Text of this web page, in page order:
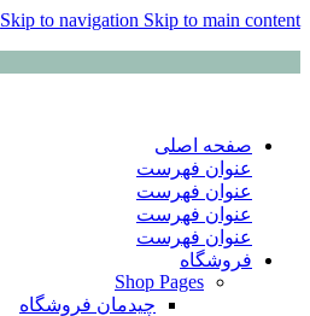
Skip to navigation Skip to main content
صفحه اصلی
عنوان فهرست
عنوان فهرست
عنوان فهرست
عنوان فهرست
فروشگاه
Shop Pages
چیدمان فروشگاه